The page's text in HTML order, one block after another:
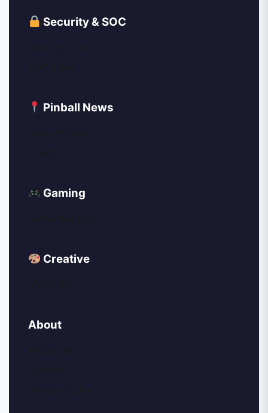
Security & SOC
Pinball News
Gaming
Creative
About